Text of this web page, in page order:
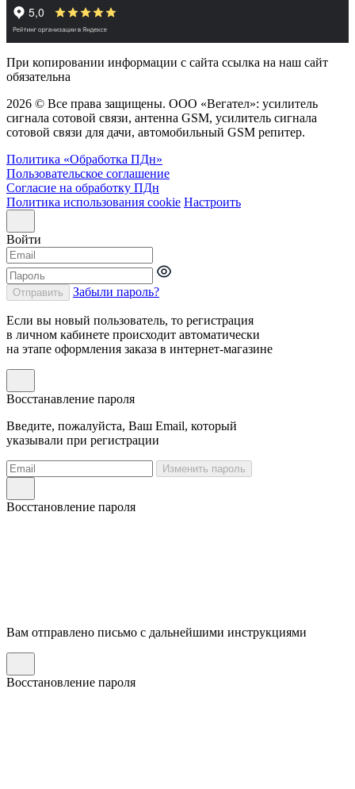
При копировании информации с сайта ссылка на наш сайт
обязательна
2026 © Все права защищены. ООО «Вегател»: усилитель
сигнала сотовой связи, антенна GSM, усилитель сигнала
сотовой связи для дачи, автомобильный GSM репитер.
Политика «Обработка ПДн»
Пользовательское соглашение
Согласие на обработку ПДн
Политика использования cookie Настроить
Войти
Отправить Забыли пароль?
Если вы новый пользователь, то регистрация
в личном кабинете происходит автоматически
на этапе оформления заказа в интернет-магазине
Восстанавление пароля
Введите, пожалуйста, Ваш Email, который
указывали при регистрации
Изменить пароль
Восстановление пароля
Вам отправлено письмо с дальнейшими инструкциями
Восстановление пароля